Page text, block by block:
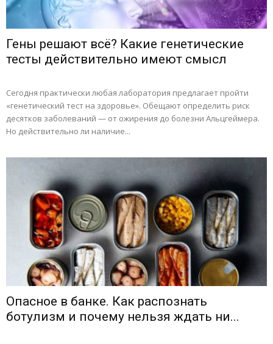
Гены решают всё? Какие генетические
тесты действительно имеют смысл
Сегодня практически любая лаборатория предлагает пройти
«генетический тест на здоровье». Обещают определить риск
десятков заболеваний — от ожирения до болезни Альцгеймера.
Но действительно ли наличие...
Опасное в банке. Как распознать
ботулизм и почему нельзя ждать ни...